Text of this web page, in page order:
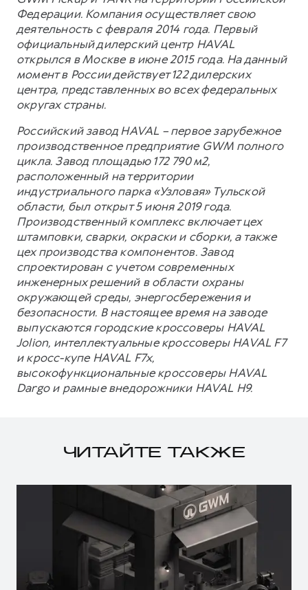
Федерации. Компания осуществляет свою
деятельность с февраля 2014 года. Первый
официальный дилерский центр HAVAL
открылся в Москве в июне 2015 года. На данный
момент в России действует 122 дилерских
центра, представленных во всех федеральных
округах страны.
Российский завод HAVAL – первое зарубежное
производственное предприятие GWM полного
цикла. Завод площадью 172 790 м2,
расположенный на территории
индустриального парка «Узловая» Тульской
области, был открыт 5 июня 2019 года.
Производственный комплекс включает цех
штамповки, сварки, окраски и сборки, а также
цех производства компонентов. Завод
спроектирован с учетом современных
инженерных решений в области охраны
окружающей среды, энергосбережения и
безопасности. В настоящее время на заводе
выпускаются городские кроссоверы HAVAL
Jolion, интеллектуальные кроссоверы HAVAL F7
и кросс-купе HAVAL F7x,
высокофункциональные кроссоверы HAVAL
Dargo и рамные внедорожники HAVAL H9.
ЧИТАЙТЕ ТАКЖЕ